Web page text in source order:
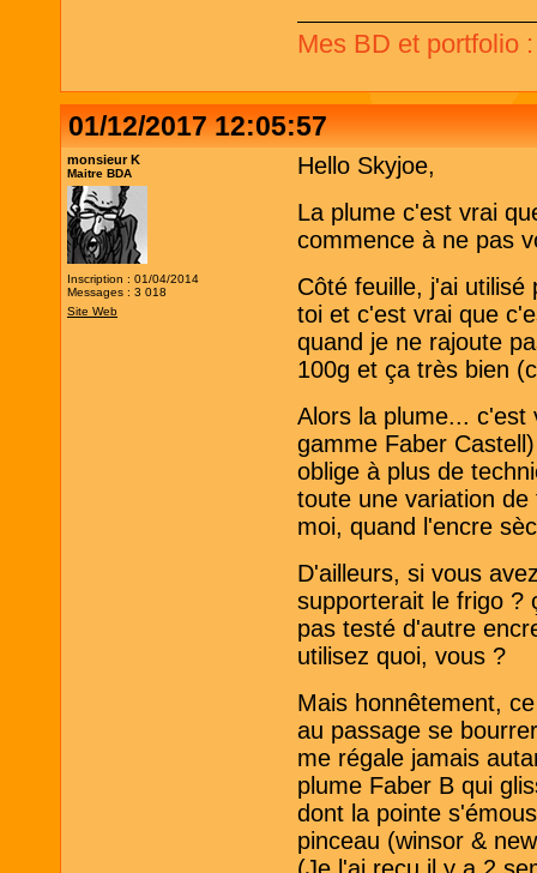
Mes BD et portfolio
01/12/2017 12:05:57
monsieur K
Maitre BDA
Inscription : 01/04/2014
Messages : 3 018
Site Web
Hello Skyjoe,
La plume c'est vrai
commence à ne pas
Côté feuille, j'ai
toi et c'est vrai que
quand je ne rajoute
100g et ça très bien
Alors la plume... c'est
gamme Faber
oblige à plus de
toute une variation
moi, quand l'encre
D'ailleurs, si vous
supporterait le frigo ?
pas testé d'autre
utilisez quoi, vous ?
Mais honnêtement,
au passage se
me régale jamais
plume Faber B qui
dont la pointe
pinceau (winsor &